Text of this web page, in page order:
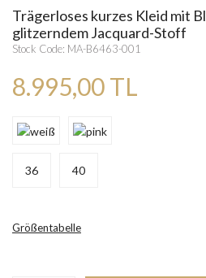
Trägerloses kurzes Kleid mit
glitzerndem Jacquard-Stoff
Stock Code: MA-B6463-001
8.995,00 TL
36 40
Größentabelle